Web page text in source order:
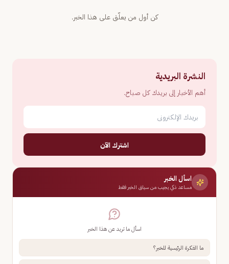
كن أول من يعلّق على هذا الخبر.
النشرة البريدية
أهم الأخبار إلى بريدك كل صباح.
اشترك الآن
اسأل الخبر
مساعد ذكي يجيب من سياق الخبر فقط
اسأل ما تريد عن هذا الخبر
ما الفكرة الرئيسية للخبر؟